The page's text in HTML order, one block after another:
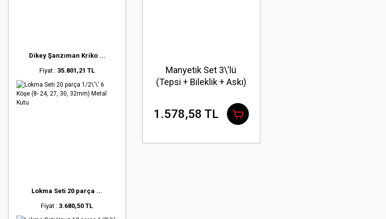
Dikey Şanzıman Kriko ...
Fiyat : 35.801,21 TL
Lokma Seti 20 parça ...
Fiyat :3.680,50 TL
Manyetik Set 3\'lü
(Tepsi + Bileklik + Askı)
1.578,58 TL